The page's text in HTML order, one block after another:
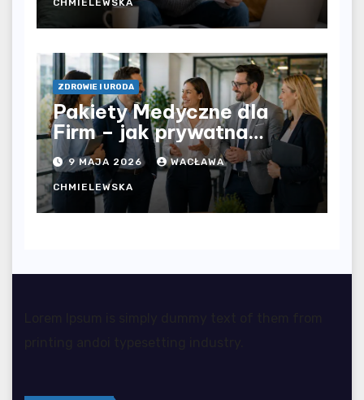
CHMIELEWSKA
ZDROWIE I URODA
Pakiety Medyczne dla
Firm – jak prywatna
opieka zdrowotna
wpływa na jakość
współpracy w
organizacji?
9 MAJA 2026 WACŁAWA
CHMIELEWSKA